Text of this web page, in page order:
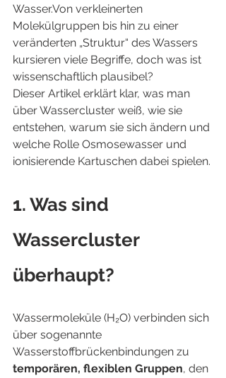
Wasser.Von verkleinerten
Molekülgruppen bis hin zu einer
veränderten „Struktur“ des Wassers
kursieren viele Begriffe, doch was ist
wissenschaftlich plausibel?
Dieser Artikel erklärt klar, was man
über Wassercluster weiß, wie sie
entstehen, warum sie sich ändern und
welche Rolle Osmosewasser und
ionisierende Kartuschen dabei spielen.
1. Was sind
Wassercluster
überhaupt?
Wassermoleküle (H₂O) verbinden sich
über sogenannte
Wasserstoffbrückenbindungen zu
temporären, flexiblen Gruppen, den